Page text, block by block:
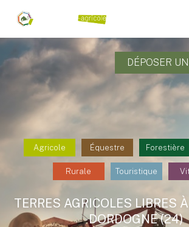
DÉPOSER
Agricole Équestre Forestière
Rurale Touristique
TERRES AGRICOLES LIBRES
DORDOGNE (24)